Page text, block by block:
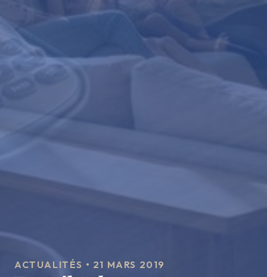
ACTUALITÉS • 21 MARS 2019